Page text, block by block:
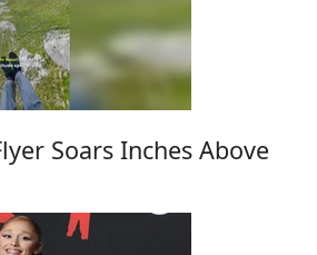
Soars Inches Above